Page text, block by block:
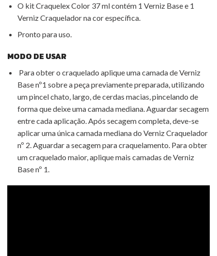
O kit Craquelex Color 37 ml contém 1 Verniz Base e 1
Verniz Craquelador na cor específica.
Pronto para uso.
MODO DE USAR
Para obter o craquelado aplique uma camada de Verniz
Base nº1 sobre a peça previamente preparada, utilizando
um pincel chato, largo, de cerdas macias, pincelando de
forma que deixe uma camada mediana. Aguardar secagem
entre cada aplicação. Após secagem completa, deve-se
aplicar uma única camada mediana do Verniz Craquelador
nº 2. Aguardar a secagem para craquelamento. Para obter
um craquelado maior, aplique mais camadas de Verniz
Base nº 1.